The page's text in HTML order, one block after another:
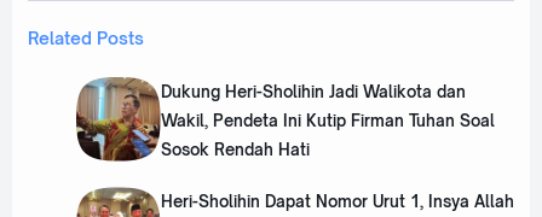
Related Posts
Dukung Heri-Sholihin Jadi Walikota dan
Wakil, Pendeta Ini Kutip Firman Tuhan Soal
Sosok Rendah Hati
Heri-Sholihin Dapat Nomor Urut 1, Insya Allah